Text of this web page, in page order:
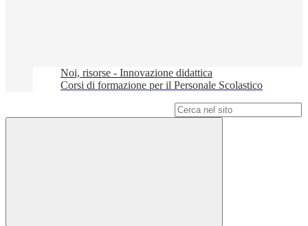
Noi, risorse - Innovazione didattica
Corsi di formazione per il Personale Scolastico